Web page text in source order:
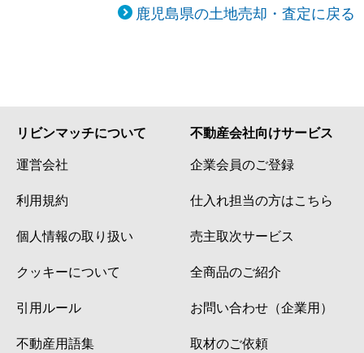
鹿児島県の土地売却・査定に戻る
リビンマッチについて
運営会社
利用規約
個人情報の取り扱い
クッキーについて
引用ルール
不動産用語集
不動産会社向けサービス
企業会員のご登録
仕入れ担当の方はこちら
売主取次サービス
全商品のご紹介
お問い合わせ（企業用）
取材のご依頼